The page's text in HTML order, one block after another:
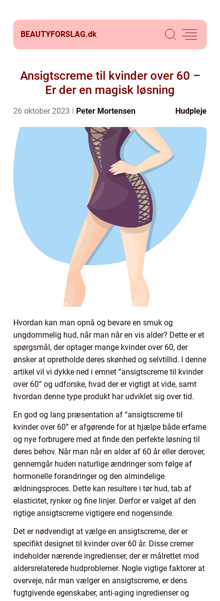
BEAUTYFORSLAG.dk
Ansigtscreme til kvinder over 60 –
Er der en magisk løsning
26 oktober 2023 Peter Mortensen Hudpleje
Hvordan kan man opnå og bevare en smuk og
ungdommelig hud, når man når en vis alder? Dette er et
spørgsmål, der optager mange kvinder over 60, der
ønsker at opretholde deres skønhed og selvtillid. I denne
artikel vil vi dykke ned i emnet “ansigtscreme til kvinder
over 60” og udforske, hvad der er vigtigt at vide, samt
hvordan denne type produkt har udviklet sig over tid.
En god og lang præsentation af “ansigtscreme til
kvinder over 60” er afgørende for at hjælpe både erfarne
og nye forbrugere med at finde den perfekte løsning til
deres behov. Når man når en alder af 60 år eller derover,
gennemgår huden naturlige ændringer som følge af
hormonelle forandringer og den almindelige
ældningsproces. Dette kan resultere i tør hud, tab af
elasticitet, rynker og fine linjer. Derfor er valget af den
rigtige ansigtscreme vigtigere end nogensinde.
Det er nødvendigt at vælge en ansigtscreme, der er
specifikt designet til kvinder over 60 år. Disse cremer
indeholder nærende ingredienser, der er målrettet mod
aldersrelaterede hudproblemer. Nogle vigtige faktorer at
overveje, når man vælger en ansigtscreme, er dens
fugtgivende egenskaber, anti-aging ingredienser og